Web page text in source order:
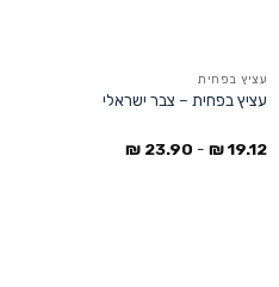
עציץ בפחית
עציץ בפחית – צבר ישראלי
19.12
₪
-
23.90
₪